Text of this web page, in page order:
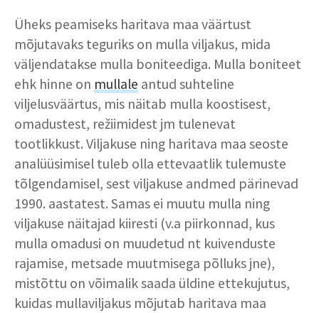
Üheks peamiseks haritava maa väärtust
mõjutavaks teguriks on mulla viljakus, mida
väljendatakse mulla boniteediga. Mulla boniteet
ehk hinne on mullale antud suhteline
viljelusväärtus, mis näitab mulla koostisest,
omadustest, režiimidest jm tulenevat
tootlikkust. Viljakuse ning haritava maa seoste
analüüsimisel tuleb olla ettevaatlik tulemuste
tõlgendamisel, sest viljakuse andmed pärinevad
1990. aastatest. Samas ei muutu mulla ning
viljakuse näitajad kiiresti (v.a piirkonnad, kus
mulla omadusi on muudetud nt kuivenduste
rajamise, metsade muutmisega põlluks jne),
mistõttu on võimalik saada üldine ettekujutus,
kuidas mullaviljakus mõjutab haritava maa